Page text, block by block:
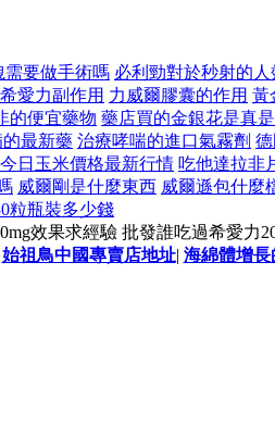
需要做手術嗎 必利勁對於秒射的
愛力副作用 力威爾膠囊的作用 黃
的便宜藥物 藥店買的金銀花是真
最新藥 治療哮喘的進口氣霧劑
今日玉米價格最新行情 吃他達拉非
威爾剛是什麼東西 威爾遜包什麼
粒瓶裝多少錢
效果求經驗 批發誰吃過希愛力
始祖鳥中國專賣店地址| 海綿體增長